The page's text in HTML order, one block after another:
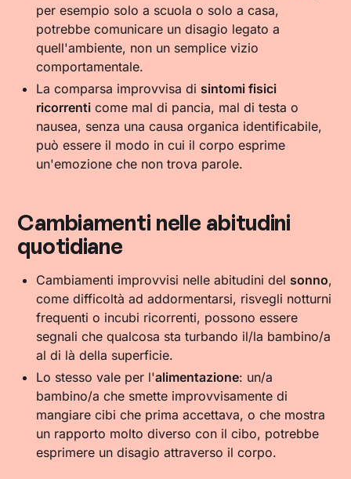
per esempio solo a scuola o solo a casa,
potrebbe comunicare un disagio legato a
quell'ambiente, non un semplice vizio
comportamentale.
La comparsa improvvisa di sintomi fisici
ricorrenti come mal di pancia, mal di testa o
nausea, senza una causa organica identificabile,
può essere il modo in cui il corpo esprime
un'emozione che non trova parole.
Cambiamenti nelle abitudini
quotidiane
Cambiamenti improvvisi nelle abitudini del sonno,
come difficoltà ad addormentarsi, risvegli notturni
frequenti o incubi ricorrenti, possono essere
segnali che qualcosa sta turbando il/la bambino/a
al di là della superficie.
Lo stesso vale per l'alimentazione: un/a
bambino/a che smette improvvisamente di
mangiare cibi che prima accettava, o che mostra
un rapporto molto diverso con il cibo, potrebbe
esprimere un disagio attraverso il corpo.